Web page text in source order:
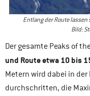
Entlang der Route
Bild:
Der gesamte Peaks of
und Route etwa 10 bis
Metern wird dabei in der
durchschritten, die